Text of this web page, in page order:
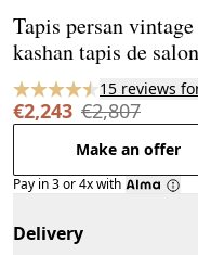
Tapis persan
kashan tapis de
15 reviews
€2,243 €2,807
Make an offer
Pay in 3 or 4x with
Delivery